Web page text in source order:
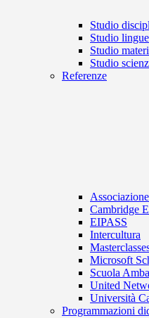
Studio
Studio
Studio
Studio
Referenze
Cambridge
EIPASS
Intercultura
Microsoft
Scuola
United
Università
Programmazioni